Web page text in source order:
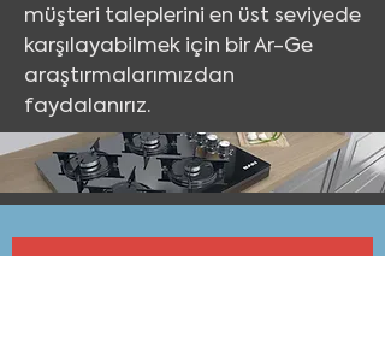
müşteri taleplerini en üst seviyede
karşılayabilmek için bir Ar-Ge
araştırmalarımızdan
faydalanırız.